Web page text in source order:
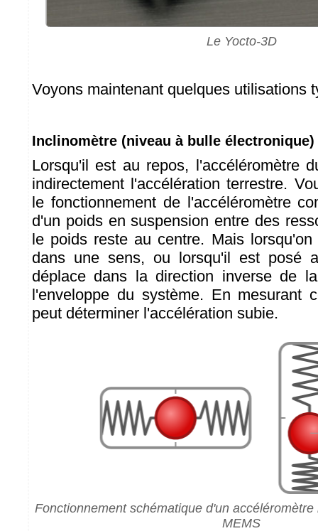
Le Yocto-3D
Voyons maintenant quelques utilisations
Inclinomètre (niveau à bulle électronique)
Lorsqu'il est au repos, l'accéléromètre
indirectement l'accélération terrestre.
le fonctionnement de l'accéléromètre
d'un poids en suspension entre des
le poids reste au centre. Mais
dans une sens, ou lorsqu'il est posé
déplace dans la direction inverse de
l'enveloppe du système. En mesurant
peut déterminer l'accélération subie.
Fonctionnement schématique d'un
MEMS